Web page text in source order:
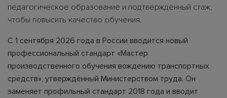
педагогическое образование и подтверждённый стаж,
чтобы повысить качество обучения.
С 1 сентября 2026 года в России вводится новый
профессиональный стандарт «Мастер
производственного обучения вождению транспортных
средств», утверждённый Министерством труда. Он
заменяет профильный стандарт 2018 года и вводит